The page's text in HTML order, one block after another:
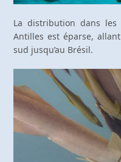
La distribution dans les
Antilles est éparse,
sud jusqu’au Brésil.